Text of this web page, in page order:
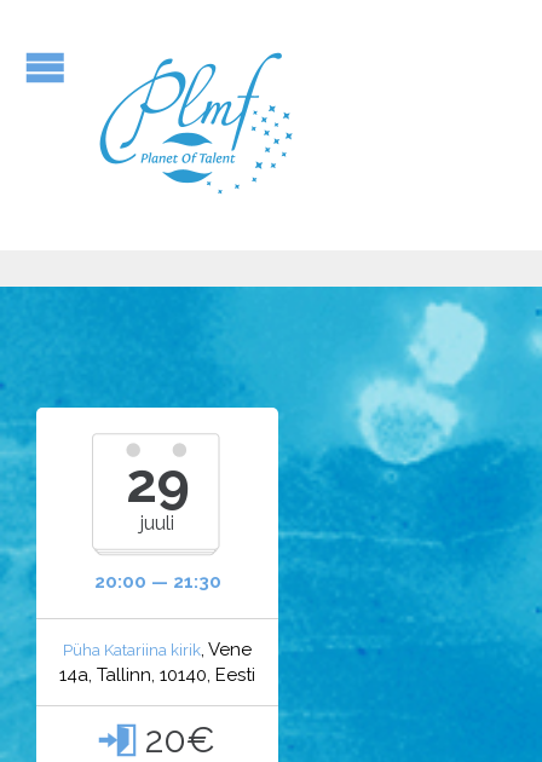
29
juuli
20:00 — 21:30
Püha Katariina kirik, Vene
14a, Tallinn, 10140, Eesti
 20€